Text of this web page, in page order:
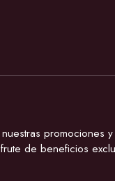
promociones
de beneficios